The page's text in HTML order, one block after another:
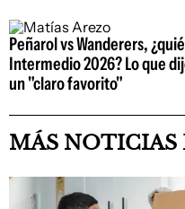
Peñarol vs Wanderers,
Intermedio 2026? Lo que
un "claro favorito"
MÁS NOTICIAS